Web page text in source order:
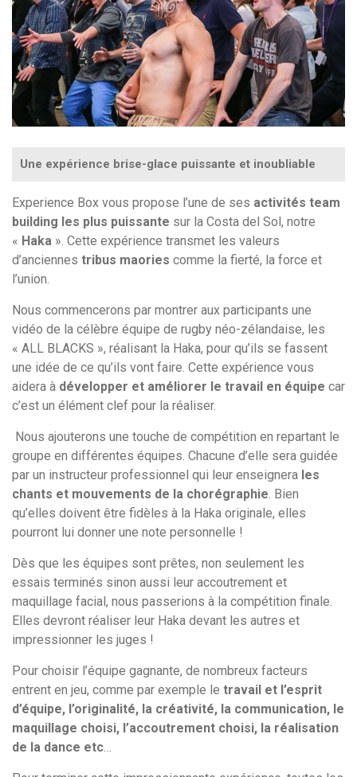
Une expérience brise-glace puissante et inoubliable
Experience Box vous propose l’une de ses activités team
building les plus puissante sur la Costa del Sol, notre
« Haka ». Cette expérience transmet les valeurs
d’anciennes tribus maories comme la fierté, la force et
l’union.
Nous commencerons par montrer aux participants une
vidéo de la célèbre équipe de rugby néo-zélandaise, les
« ALL BLACKS », réalisant la Haka, pour qu’ils se fassent
une idée de ce qu’ils vont faire. Cette expérience vous
aidera à développer et améliorer le travail en équipe car
c’est un élément clef pour la réaliser.
Nous ajouterons une touche de compétition en repartant le
groupe en différentes équipes. Chacune d’elle sera guidée
par un instructeur professionnel qui leur enseignera les
chants et mouvements de la chorégraphie. Bien
qu’elles doivent être fidèles à la Haka originale, elles
pourront lui donner une note personnelle !
Dès que les équipes sont prêtes, non seulement les
essais terminés sinon aussi leur accoutrement et
maquillage facial, nous passerions à la compétition finale.
Elles devront réaliser leur Haka devant les autres et
impressionner les juges !
Pour choisir l’équipe gagnante, de nombreux facteurs
entrent en jeu, comme par exemple le travail et l’esprit
d’équipe, l’originalité, la créativité, la communication, le
maquillage choisi, l’accoutrement choisi, la réalisation
de la dance etc…